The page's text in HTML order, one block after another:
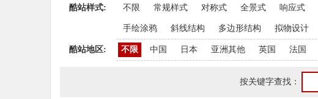
酷站样式: 不限 常规样式 对称式 全景式 响应式
手绘涂鸦 斜线结构 多边形结构 拟物设计
酷站地区: 不限 中国 日本 亚洲其他 英国 法国
按关键字查找：